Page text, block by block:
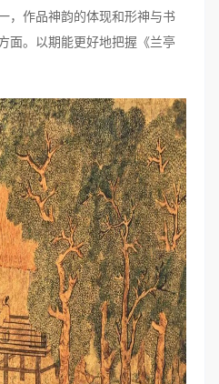
，作品神韵的体现和形神与书
面。以期能更好地把握《兰亭